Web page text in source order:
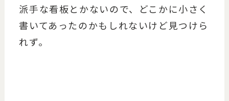
派手な看板とかないので、どこかに小さく
書いてあったのかもしれないけど見つけら
れず。